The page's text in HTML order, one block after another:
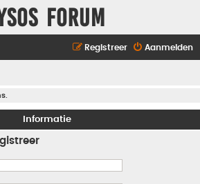
Forum
Aanmelden
Registreer
Informatie